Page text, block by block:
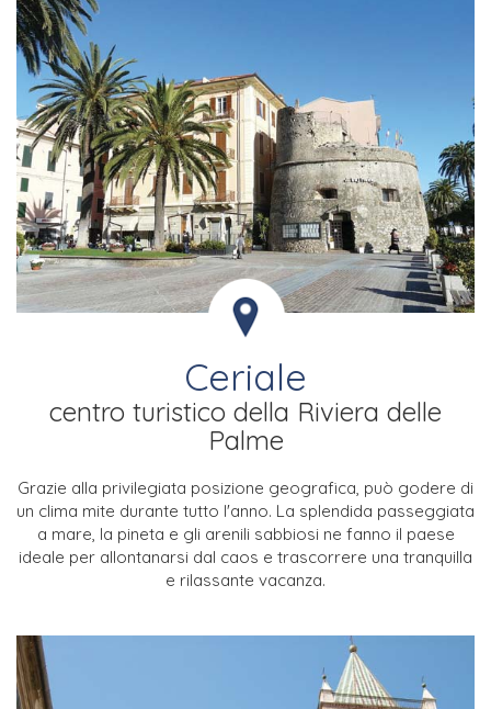
Ceriale
centro turistico della Riviera delle
Palme
Grazie alla privilegiata posizione geografica, può godere di
un clima mite durante tutto l'anno. La splendida passeggiata
a mare, la pineta e gli arenili sabbiosi ne fanno il paese
ideale per allontanarsi dal caos e trascorrere una tranquilla
e rilassante vacanza.